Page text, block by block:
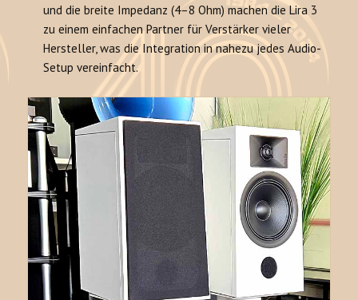
und die breite Impedanz (4–8 Ohm) machen die Lira 3
zu einem einfachen Partner für Verstärker vieler
Hersteller, was die Integration in nahezu jedes Audio-
Setup vereinfacht.